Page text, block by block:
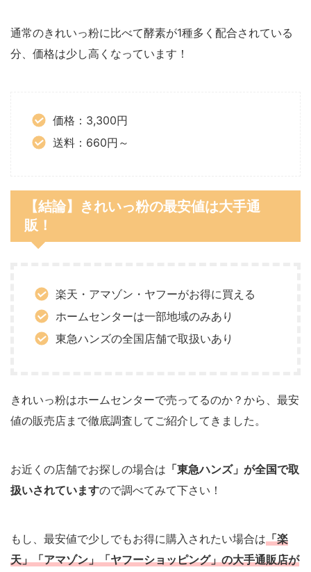
通常のきれいっ粉に比べて酵素が1種多く配合されている
分、価格は少し高くなっています！
価格：3,300円
送料：660円～
【結論】きれいっ粉の最安値は大手通
販！
楽天・アマゾン・ヤフーがお得に買える
ホームセンターは一部地域のみあり
東急ハンズの全国店舗で取扱いあり
きれいっ粉はホームセンターで売ってるのか？から、最安
値の販売店まで徹底調査してご紹介してきました。
お近くの店舗でお探しの場合は 「東急ハンズ」が全国で取
扱いされていますので調べてみて下さい！
もし、最安値で少しでもお得に購入されたい場合は「楽
天」「アマゾン」「ヤフーショッピング」の大手通販店が